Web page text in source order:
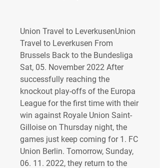
Union Travel to LeverkusenUnion
Travel to Leverkusen From
Brussels Back to the Bundesliga
Sat, 05. November 2022 After
successfully reaching the
knockout play-offs of the Europa
League for the first time with their
win against Royale Union Saint-
Gilloise on Thursday night, the
games just keep coming for 1. FC
Union Berlin. Tomorrow, Sunday,
06. 11. 2022, they return to the